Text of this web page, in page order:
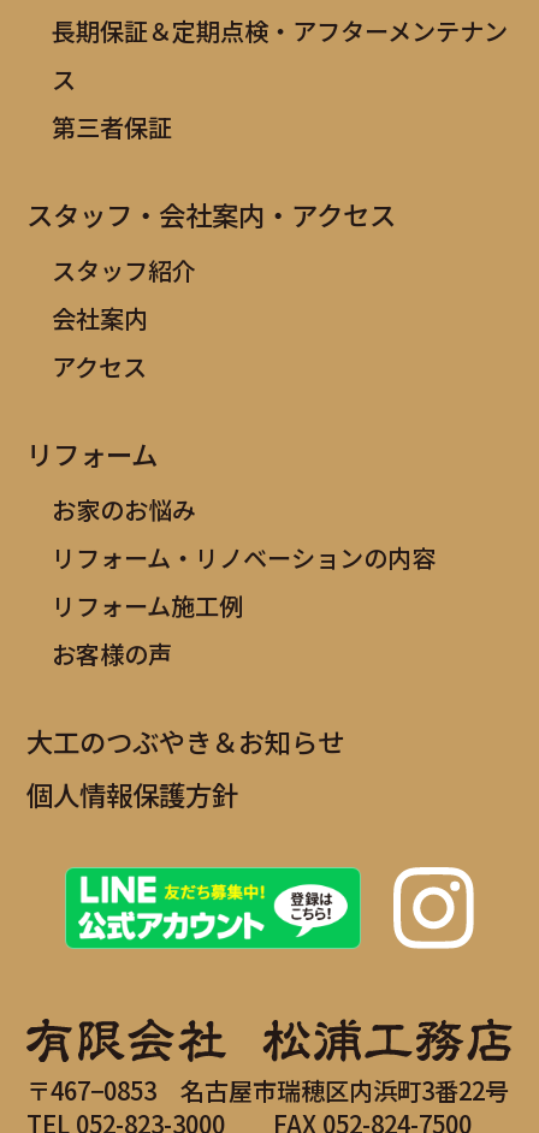
長期保証＆定期点検・アフターメンテナン
ス
第三者保証
スタッフ・会社案内・アクセス
スタッフ紹介
会社案内
アクセス
リフォーム
お家のお悩み
リフォーム・リノベーションの内容
リフォーム施工例
お客様の声
大工のつぶやき＆お知らせ
個人情報保護方針
〒467−0853名古屋市瑞穂区内浜町3番22号
TEL 052-823-3000 FAX 052-824-7500